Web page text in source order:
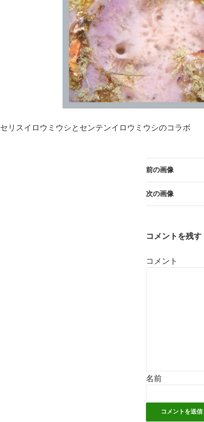
セリスイロウミウシとセンテンイロウミウシのコラボ
前の画像
次の画像
コメントを残す
コメント
名前